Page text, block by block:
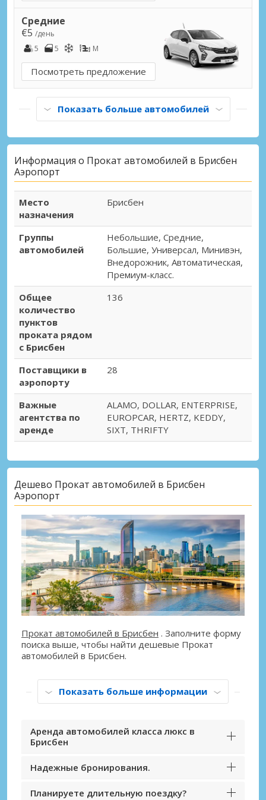
Средние
€5 /день
5
5 M
Посмотреть предложение
Показать больше автомобилей
Информация о Прокат автомобилей в Брисбен
Аэропорт
Место
назначения
Брисбен
Группы
автомобилей
Небольшие, Средние,
Большие, Универсал, Минивэн,
Внедорожник, Автоматическая,
Премиум-класс.
Общее
количество
пунктов
проката рядом
с Брисбен
136
Поставщики в
аэропорту
28
Важные
агентства по
аренде
ALAMO, DOLLAR, ENTERPRISE,
EUROPCAR, HERTZ, KEDDY,
SIXT, THRIFTY
Дешево Прокат автомобилей в Брисбен
Аэропорт
Прокат автомобилей в Брисбен . Заполните форму
поиска выше, чтобы найти дешевые Прокат
автомобилей в Брисбен.
Показать больше информации
Аренда автомобилей класса люкс в
Брисбен
Надежные бронирования.
Планируете длительную поездку?